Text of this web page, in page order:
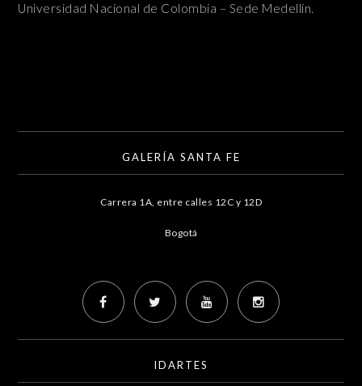
Universidad Nacional de Colombia – Sede Medellín.
GALERÍA SANTA FE
Carrera 1A, entre calles 12C y 12D
Bogotá
IDARTES